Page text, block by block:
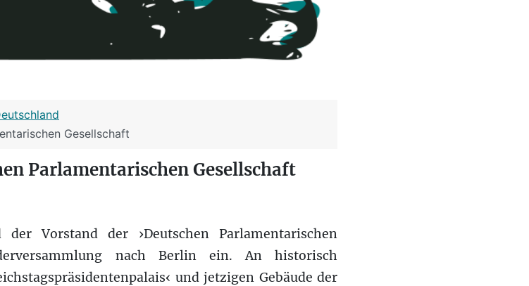
Gesellschaft
Parlamentarischen Gesellschaft
Vorstand der ›Deutschen Parlamentarischen
nach Berlin ein. An historisch
und jetzigen Gebäude der